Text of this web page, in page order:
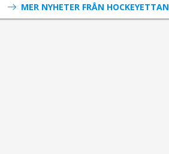
MER NYHETER FRÅN HOCKEYETTAN